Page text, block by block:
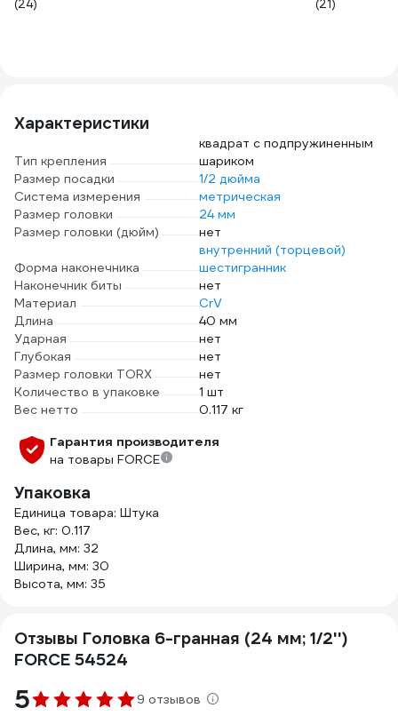
(24) (21)
Характеристики
Тип крепления
квадрат с подпружиненным
шариком
Размер посадки
1/2 дюйма
Система измерения
метрическая
Размер головки
24 мм
Размер головки (дюйм)
нет
Форма наконечника
внутренний (торцевой)
шестигранник
Наконечник биты
нет
Материал
CrV
Длина
40 мм
Ударная
нет
Глубокая
нет
Размер головки TORX
нет
Количество в упаковке
1 шт
Вес нетто
0.117 кг
Гарантия производителя
на товары FORCE
Упаковка
Единица товара: Штука
Вес, кг: 0.117
Длина, мм: 32
Ширина, мм: 30
Высота, мм: 35
Отзывы Головка 6-гранная (24 мм; 1/2'')
FORCE 54524
5 9 отзывов